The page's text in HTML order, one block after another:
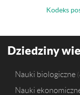
Kodeks
Dziedziny
Nauki biologiczne
Nauki